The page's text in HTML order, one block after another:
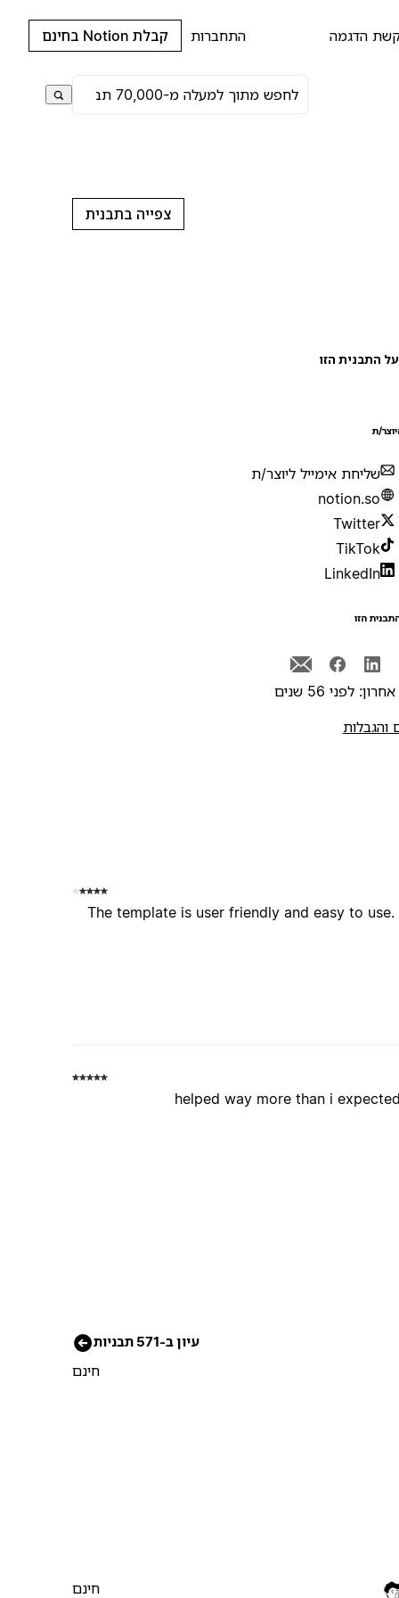
הדגמה התחברות קבלת Notion בחינם
צפייה בתבנית
התבנית הזו
ת
שליחת אימייל ליוצר/ת
notion.so
Twitter
TikTok
LinkedIn
הזו
לפני 56 שנים
והגבלות
The template is user friendly and easy to
helped way more than i
עיון ב-571 תבניות
חינם
חינם